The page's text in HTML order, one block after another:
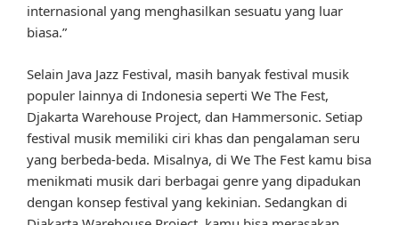
internasional yang menghasilkan sesuatu yang luar
biasa.”
Selain Java Jazz Festival, masih banyak festival musik
populer lainnya di Indonesia seperti We The Fest,
Djakarta Warehouse Project, dan Hammersonic. Setiap
festival musik memiliki ciri khas dan pengalaman seru
yang berbeda-beda. Misalnya, di We The Fest kamu bisa
menikmati musik dari berbagai genre yang dipadukan
dengan konsep festival yang kekinian. Sedangkan di